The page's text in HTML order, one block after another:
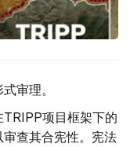
审理。
项目框架下的
查其合宪性。宪法